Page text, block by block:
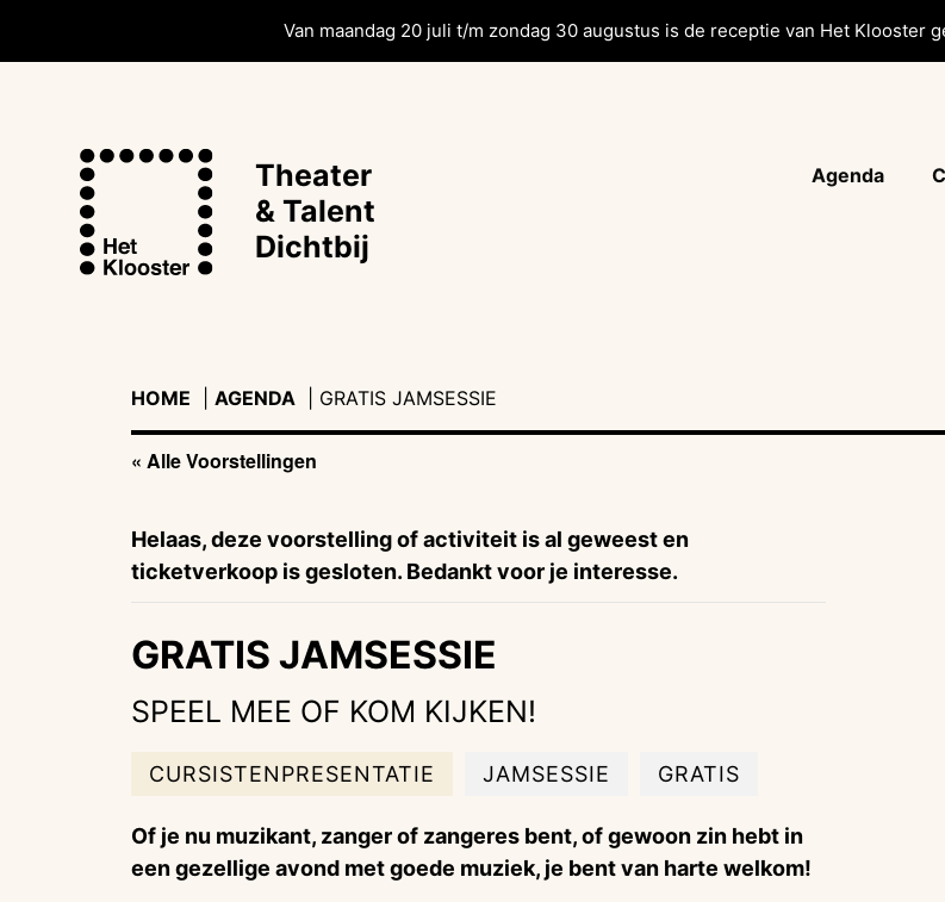
Van maandag 20 juli t/m zondag 30 augustus is de receptie van Het Klooster
Theater
& Talent
Dichtbij
Agenda
HOME AGENDA
| GRATIS JAMSESSIE
« Alle Voorstellingen
Helaas, deze voorstelling of activiteit is al geweest en
ticketverkoop is gesloten. Bedankt voor je interesse.
GRATIS JAMSESSIE
SPEEL MEE OF KOM KIJKEN!
CURSISTENPRESENTATIE JAMSESSIE GRATIS
Of je nu muzikant, zanger of zangeres bent, of gewoon zin hebt in
een gezellige avond met goede muziek, je bent van harte welkom!